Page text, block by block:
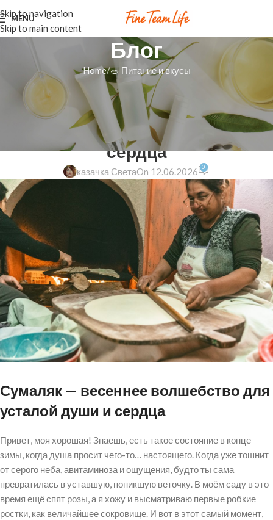
Skip to navigation
Skip to main content
MENU
Блог
Home 🥗 Питание и вкусы
🥗 ПИТАНИЕ И ВКУСЫ
Сумаляк — весеннее
волшебство для усталой души и
сердца
казачка СветаOn 12.06.2026 0
Сумаляк — весеннее волшебство для
усталой души и сердца
Привет, моя хорошая! Знаешь, есть такое состояние в конце
зимы, когда душа просит чего-то… настоящего. Когда уже тошнит
от серого неба, авитаминоза и ощущения, будто ты сама
превратилась в уставшую, поникшую веточку. В моём саду в это
время ещё спят розы, а я хожу и высматриваю первые робкие
ростки, как величайшее сокровище. И вот в этот самый момент,